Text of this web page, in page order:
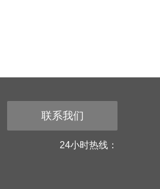
联系我们
24小时热线：